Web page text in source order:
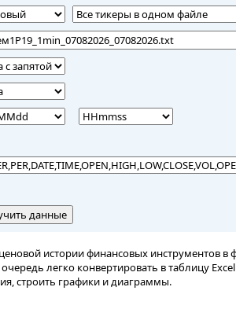
данные
истории финансовых инструментов в
легко конвертировать в таблицу
строить графики и диаграммы.